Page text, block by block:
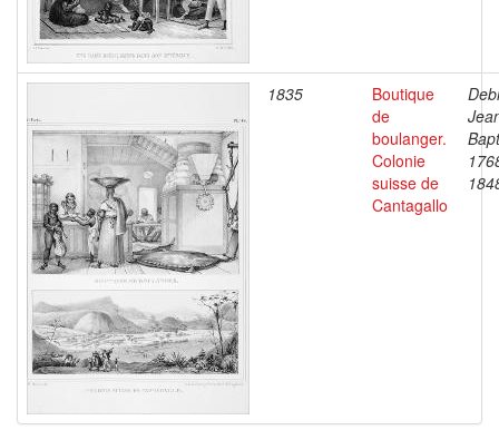
1835
Boutique
de
boulanger.
Colonie
suisse de
Cantagallo